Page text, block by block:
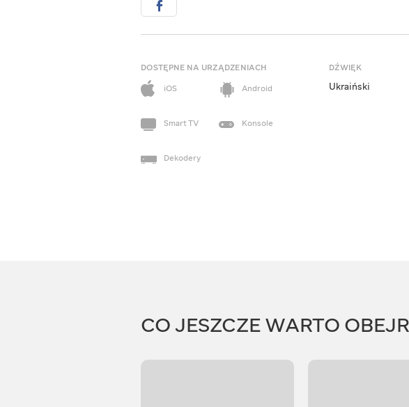
DOSTĘPNE NA URZĄDZENIACH
iOS
Android
Smart TV Konsole
Dekodery
DŹWIĘK
Ukraiński
CO JESZCZE WARTO